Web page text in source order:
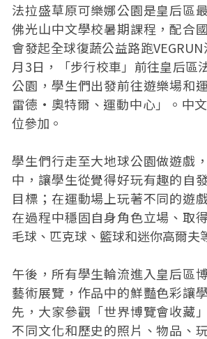
法拉盛草原可樂娜公園是皇后區
佛光山中文學校暑期課程，配合
會發起全球復蔬公益路跑
月3日，「步行校車」前往皇后區
公園，學生們出發前往遊樂場和
雷德·奧特爾、運動中心」。中
位參加。
學生們行走至大地球公園做遊戲
中，讓學生從覺得好玩有趣的自
目標；在運動場上玩著不同的遊
在過程中穩固自身角色立場、取
毛球、匹克球、籃球和迷你高爾夫
午後，所有學生輪流進入皇后區
藝術展覽，作品中的鮮豔色彩讓
先，大家參觀「世界博覽會收藏
不同文化和歷史的照片、物品、